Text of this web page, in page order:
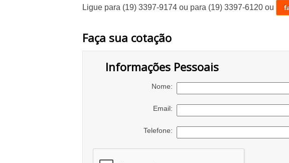
Ligue para (19) 3397-9174 ou para (19) 3397-6120 ou
Faça sua cotação
Informações Pessoais
Nome:
Email:
Telefone: